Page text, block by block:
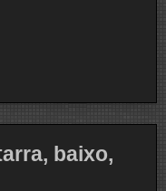
baixo,